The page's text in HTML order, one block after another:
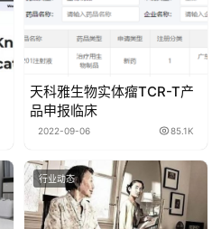
天科雅生物实体瘤TCR-T产
品申报临床
2022-09-06 85.1K
行业动态